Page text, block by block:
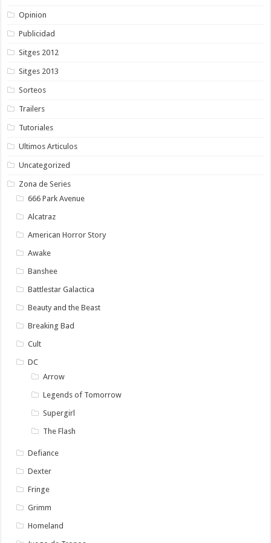
Opinion
Publicidad
Sitges 2012
Sitges 2013
Sorteos
Trailers
Tutoriales
Ultimos Articulos
Uncategorized
Zona de Series
666 Park Avenue
Alcatraz
American Horror Story
Awake
Banshee
Battlestar Galactica
Beauty and the Beast
Breaking Bad
Cult
DC
Arrow
Legends of Tomorrow
Supergirl
The Flash
Defiance
Dexter
Fringe
Grimm
Homeland